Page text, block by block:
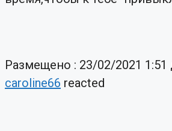
Размещено : 23/02/2021 1:51
caroline66 reacted